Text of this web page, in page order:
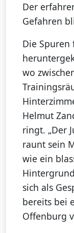
Der
Gefahren
Die
wo
Helmut
ringt. „Der
raunt sein
wie ein
sich als
bereits bei
Offenburg